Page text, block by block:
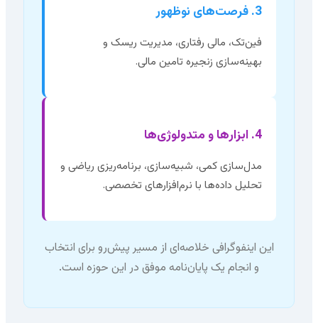
3. فرصت‌های نوظهور
فین‌تک، مالی رفتاری، مدیریت ریسک و
بهینه‌سازی زنجیره تامین مالی.
4. ابزارها و متدولوژی‌ها
مدل‌سازی کمی، شبیه‌سازی، برنامه‌ریزی ریاضی و
تحلیل داده‌ها با نرم‌افزارهای تخصصی.
این اینفوگرافی خلاصه‌ای از مسیر پیش‌رو برای انتخاب
و انجام یک پایان‌نامه موفق در این حوزه است.